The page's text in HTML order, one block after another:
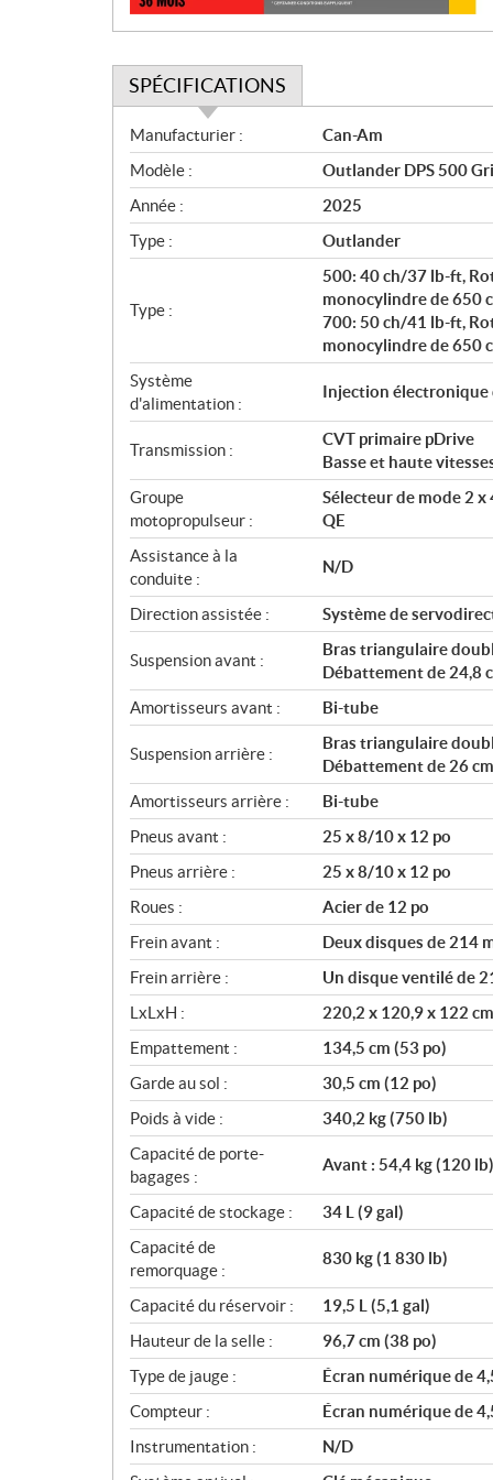
SPÉCIFICATIONS
S
p
é
c
i
f
c
a
i
o
n
s
Manufacturier :
Can-Am
Modèle :
Outlander DPS 500
Année :
2025
Type :
Outlander
Type :
500: 40 ch/37 lb-ft,
monocylindre de 650
700: 50 ch/41 lb-ft,
monocylindre de 650
Système
d'alimentation :
Injection électronique
Transmission :
CVT primaire pDrive
Basse et haute
Groupe
motopropulseur :
Sélecteur de mode 2
QE
Assistance à la
conduite :
N/D
Direction assistée : Système de
Suspension avant :
Bras triangulaire
Débattement de 24,8
Amortisseurs avant :
Bi-tube
Suspension arrière :
Bras triangulaire
Débattement de 26
Amortisseurs arrière :
Bi-tube
Pneus avant :
25 x 8/10 x 12 po
Pneus arrière :
25 x 8/10 x 12 po
Roues :
Acier de 12 po
Frein avant :
Deux disques de 214
Frein arrière :
Un disque ventilé de
LxLxH :
220,2 x 120,9 x 122
Empattement :
134,5 cm (53 po)
Garde au sol :
30,5 cm (12 po)
Poids à vide :
340,2 kg (750 lb)
Capacité de porte-
bagages :
Avant : 54,4 kg (120
Capacité de stockage :
34 L (9 gal)
Capacité de
remorquage :
830 kg (1 830 lb)
Capacité du réservoir :
19,5 L (5,1 gal)
Hauteur de la selle :
96,7 cm (38 po)
Type de jauge :
Écran numérique de
Compteur :
Écran numérique de
Instrumentation :
N/D